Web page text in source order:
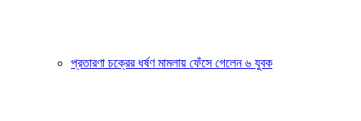
প্রতারণা চক্রের ধর্ষণ মামলায় ফেঁসে গেলেন ৬ যুবক